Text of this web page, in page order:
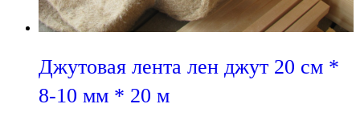
Джутовая лента лен джут 20 см *
8-10 мм * 20 м